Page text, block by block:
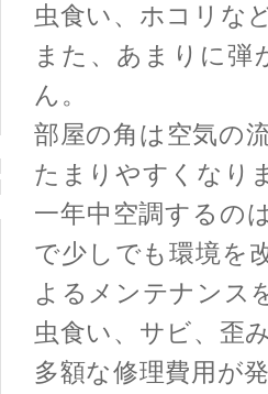
虫食い、ホコリな
また、あまりに
ん。
部屋の角は空気の
たまりやすくなり
一年中空調するの
で少しでも環境を
よるメンテナンス
虫食い、サビ、歪
多額な修理費用が